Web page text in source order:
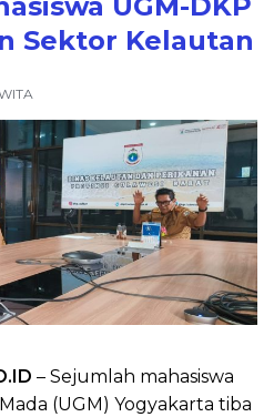
Sektor Kelautan
– Sejumlah mahasiswa
(UGM) Yogyakarta tiba